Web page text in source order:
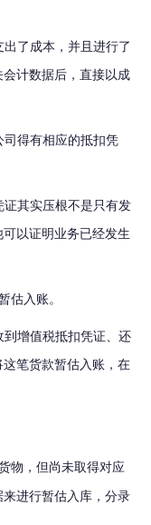
了成本，并且进行了
计数据后，直接以成
得有相应的抵扣凭
其实压根不是只有发
以证明业务已经发生
估入账。
增值税抵扣凭证、还
笔货款暂估入账，在
物，但尚未取得对应
进行暂估入库，分录